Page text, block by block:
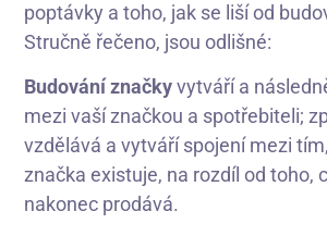
poptávky a toho, jak se liší od
Stručně řečeno, jsou odlišné:
Budování značkyvytváří a
mezi vaší značkou a spotřebiteli;
vzdělává a vytváří spojení mezi
značka existuje, na rozdíl od toho,
nakonec prodává.